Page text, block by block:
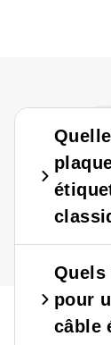
pour
câble